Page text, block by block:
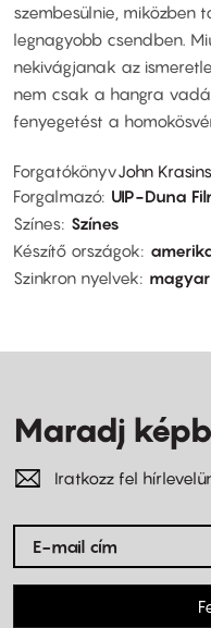
szembesülnie,
legnagyobb csendben.
nekivágjanak az
nem csak a hangra
fenyegetést a
ForgatókönyvJohn
Forgalmazó UIP-Duna
Színes Színes
Készítő országok
Szinkron nyelvek
magyar
Maradj
Iratkozz fel